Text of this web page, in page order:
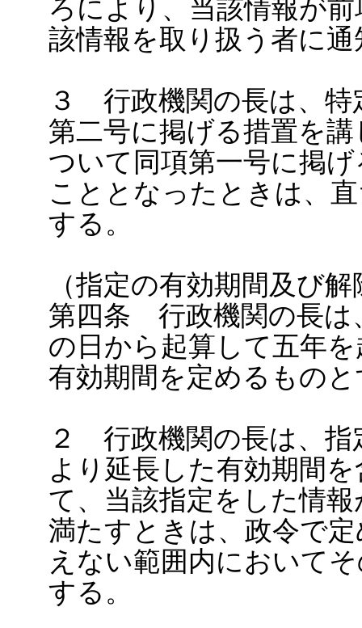
ろにより、当該情報が
該情報を取り扱う者に
３ 行政機関の長は、特
第二号に掲げる措置を
ついて同項第一号に掲
こととなったときは、
する。
（指定の有効期間及び解
第四条 行政機関の長は
の日から起算して五年
有効期間を定めるもの
２ 行政機関の長は、指
より延長した有効期間
て、当該指定をした情
満たすときは、政令で
えない範囲内において
する。